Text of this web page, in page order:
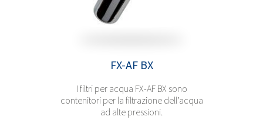
FX-AF BX
I filtri per acqua FX-AF BX sono
contenitori per la filtrazione dell’acqua
ad alte pressioni.